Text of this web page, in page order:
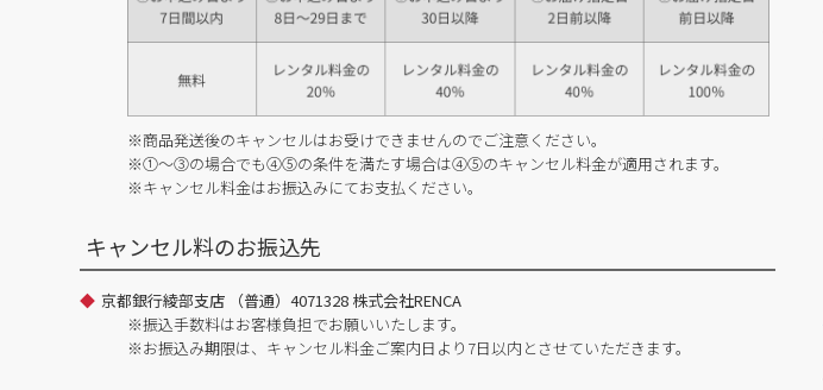
※商品発送後のキャンセルはお受けできませんのでご注意ください。
※①～③の場合でも④⑤の条件を満たす場合は④⑤のキャンセル料金が適用されます。
※キャンセル料金はお振込みにてお支払ください。
キャンセル料のお振込先
京都銀行綾部支店 （普通）4071328 株式会社RENCA
※振込手数料はお客様負担でお願いいたします。
※お振込み期限は、キャンセル料金ご案内日より7日以内とさせていただきます。